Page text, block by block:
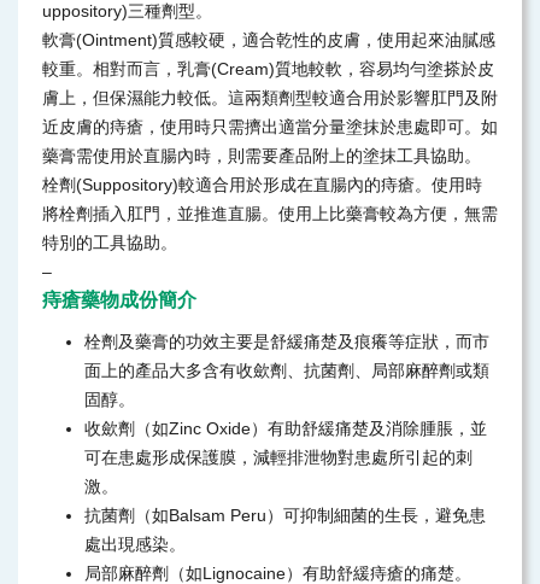
uppository)三種劑型。
軟膏(Ointment)質感較硬，適合乾性的皮膚，使用起來油膩感
較重。相對而言，乳膏(Cream)質地較軟，容易均勻塗搽於皮
膚上，但保濕能力較低。這兩類劑型較適合用於影響肛門及附
近皮膚的痔瘡，使用時只需擠出適當分量塗抹於患處即可。如
藥膏需使用於直腸內時，則需要產品附上的塗抹工具協助。
栓劑(Suppository)較適合用於形成在直腸內的痔瘡。使用時
將栓劑插入肛門，並推進直腸。使用上比藥膏較為方便，無需
特別的工具協助。
–
痔瘡藥物成份簡介
栓劑及藥膏的功效主要是舒緩痛楚及痕癢等症狀，而市
面上的產品大多含有收歛劑、抗菌劑、局部麻醉劑或類
固醇。
收歛劑（如Zinc Oxide）有助舒緩痛楚及消除腫脹，並
可在患處形成保護膜，減輕排泄物對患處所引起的刺
激。
抗菌劑（如Balsam Peru）可抑制細菌的生長，避免患
處出現感染。
局部麻醉劑（如Lignocaine）有助舒緩痔瘡的痛楚。